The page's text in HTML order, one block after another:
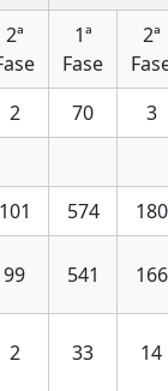
2ª
1ª
Fase
2ª
2 70
3
101 574
180
99 541 166
2 33 14